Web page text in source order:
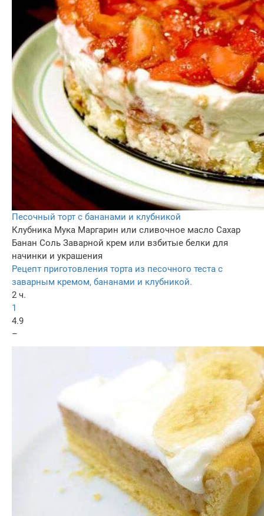
Песочный торт с бананами и клубникой
Клубника Мука Маргарин или сливочное масло Сахар
Банан Соль Заварной крем или взбитые белки для
начинки и украшения
Рецепт приготовления торта из песочного теста с
заварным кремом, бананами и клубникой.
2 ч.
1
4.9
–